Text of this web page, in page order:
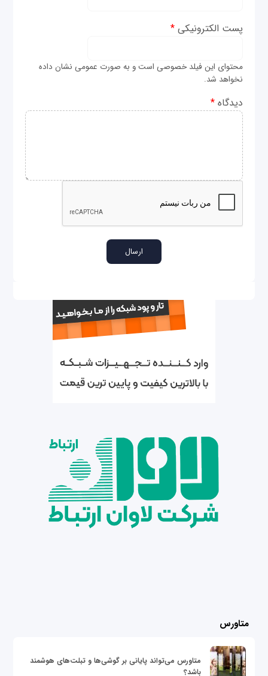
پست الکترونیکی*
محتوای این فیلد خصوصی است و به صورت عمومی نشان داده
نخواهد شد.
دیدگاه*
متاورس
متاورس می‌تواند پایانی بر گوشی‌ها و تبلت‌های هوشمند
باشد؟